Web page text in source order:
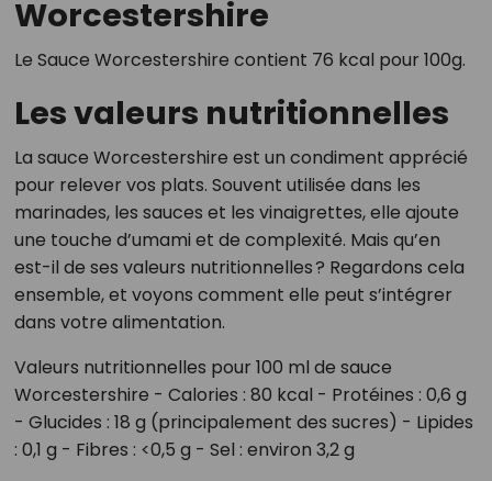
Worcestershire
Le Sauce Worcestershire contient 76 kcal pour 100g.
Les valeurs nutritionnelles
La sauce Worcestershire est un condiment apprécié
pour relever vos plats. Souvent utilisée dans les
marinades, les sauces et les vinaigrettes, elle ajoute
une touche d’umami et de complexité. Mais qu’en
est-il de ses valeurs nutritionnelles ? Regardons cela
ensemble, et voyons comment elle peut s’intégrer
dans votre alimentation.
Valeurs nutritionnelles pour 100 ml de sauce
Worcestershire - Calories : 80 kcal - Protéines : 0,6 g
- Glucides : 18 g (principalement des sucres) - Lipides
: 0,1 g - Fibres : <0,5 g - Sel : environ 3,2 g